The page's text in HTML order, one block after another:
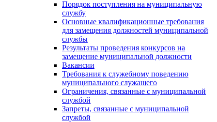
Порядок поступления на муниципальную
службу
Основные квалификационные требования
для замещения должностей муниципальной
службы
Результаты проведения конкурсов на
замещение муниципальной должности
Вакансии
Требования к служебному поведению
муниципального служащего
Ограничения, связанные с муниципальной
службой
Запреты, связанные с муниципальной
службой